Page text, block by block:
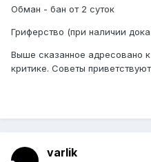
Обман - бан от 2 суток
Гриферство (при наличии
Выше сказанное адресовано
критике. Советы
varlik